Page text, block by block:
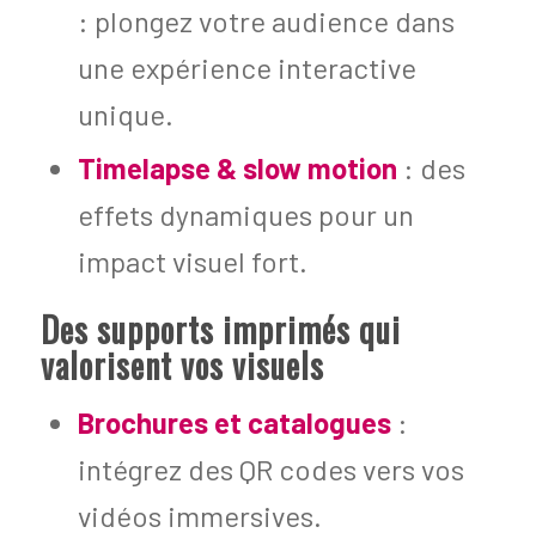
: plongez votre audience dans
une expérience interactive
unique.
Timelapse & slow motion : des
effets dynamiques pour un
impact visuel fort.
Des supports imprimés qui
valorisent vos visuels
Brochures et catalogues:
intégrez des QR codes vers vos
vidéos immersives.